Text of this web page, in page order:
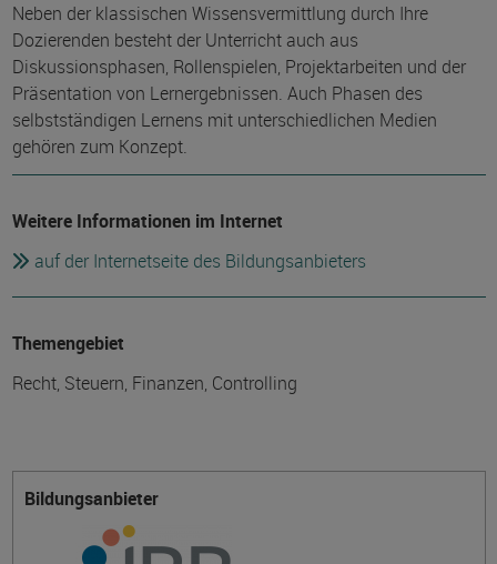
Neben der klassischen Wissensvermittlung durch Ihre
Dozierenden besteht der Unterricht auch aus
Diskussionsphasen, Rollenspielen, Projektarbeiten und der
Präsentation von Lernergebnissen. Auch Phasen des
selbstständigen Lernens mit unterschiedlichen Medien
gehören zum Konzept.
Weitere Informationen im Internet
auf der Internetseite des Bildungsanbieters
Themengebiet
Recht, Steuern, Finanzen, Controlling
Bildungsanbieter